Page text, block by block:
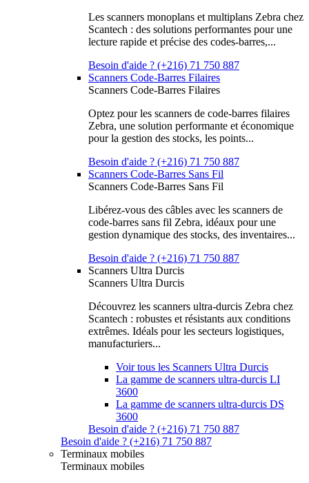
Les scanners monoplans et multiplans Zebra chez
Scantech : des solutions performantes pour une
lecture rapide et précise des codes-barres,...
Besoin d'aide ? (+216) 71 750 887
Scanners Code-Barres Filaires
Scanners Code-Barres Filaires
Optez pour les scanners de code-barres filaires
Zebra, une solution performante et économique
pour la gestion des stocks, les points...
Besoin d'aide ? (+216) 71 750 887
Scanners Code-Barres Sans Fil
Scanners Code-Barres Sans Fil
Libérez-vous des câbles avec les scanners de
code-barres sans fil Zebra, idéaux pour une
gestion dynamique des stocks, des inventaires...
Besoin d'aide ? (+216) 71 750 887
Scanners Ultra Durcis
Scanners Ultra Durcis
Découvrez les scanners ultra-durcis Zebra chez
Scantech : robustes et résistants aux conditions
extrêmes. Idéals pour les secteurs logistiques,
manufacturiers...
Voir tous les Scanners Ultra Durcis
La gamme de scanners ultra-durcis LI
3600
La gamme de scanners ultra-durcis DS
3600
Besoin d'aide ? (+216) 71 750 887
Besoin d'aide ? (+216) 71 750 887
Terminaux mobiles
Terminaux mobiles